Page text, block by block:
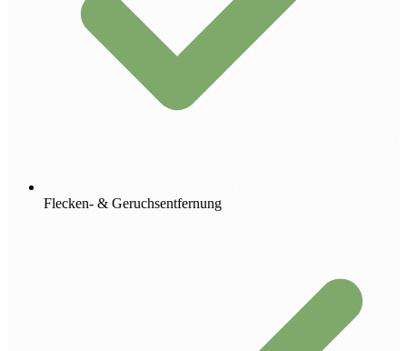
Flecken- & Geruchsentfernung